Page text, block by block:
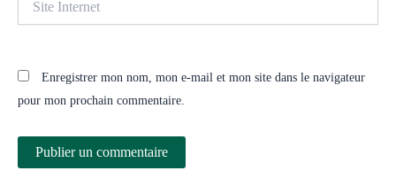
Internet
Enregistrer mon nom, mon e-mail et mon site dans le navigateur
pour mon prochain commentaire.